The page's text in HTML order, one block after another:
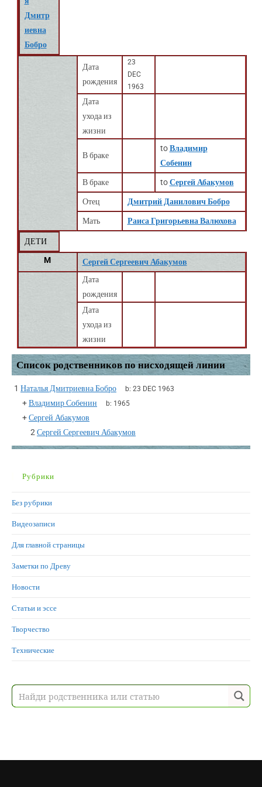
Дмитр
иевна
Бобро
Дата
рождения
23
DEC
1963
Дата
ухода из
жизни
В браке
toВладимир
Собенин
В браке toСергей Абакумов
Отец Дмитрий Данилович Бобро
Мать Раиса Григорьевна Валюхова
ДЕТИ
M
Сергей Сергеевич Абакумов
Дата
рождения
Дата
ухода из
жизни
Список родственников по нисходящей линии
1 Наталья Дмитриевна Бобро b: 23 DEC 1963
+Владимир Собенин b: 1965
+Сергей Абакумов
2 Сергей Сергеевич Абакумов
Рубрики
Без рубрики
Видеозаписи
Для главной страницы
Заметки по Древу
Новости
Статьи и эссе
Творчество
Технические